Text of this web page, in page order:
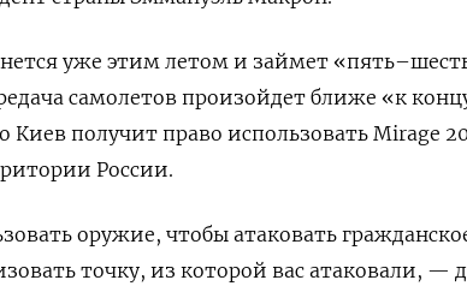
уже этим летом и займет
самолетов произойдет ближе «к
Киев получит право использовать Mirage
России.
оружие, чтобы атаковать
точку, из которой вас атаковали, —